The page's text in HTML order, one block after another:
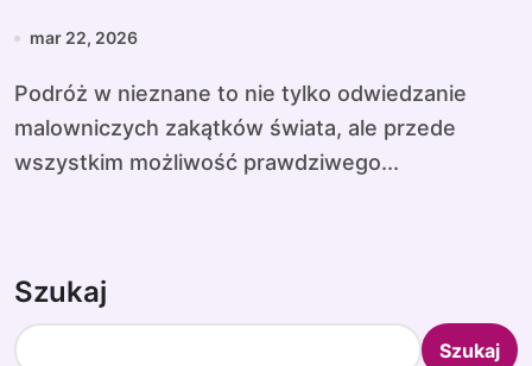
mar 22, 2026
Podróż w nieznane to nie tylko odwiedzanie
malowniczych zakątków świata, ale przede
wszystkim możliwość prawdziwego...
Szukaj
Szukaj